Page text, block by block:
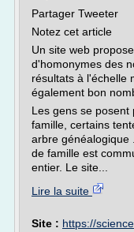
Partager Tweeter
Notez cet article
Un site web
d'homonymes des
résultats à l'échelle
également bon
Les gens se
famille, certains
arbre généalogique
de famille est
entier. Le site...
Lire la suite
Site : https://